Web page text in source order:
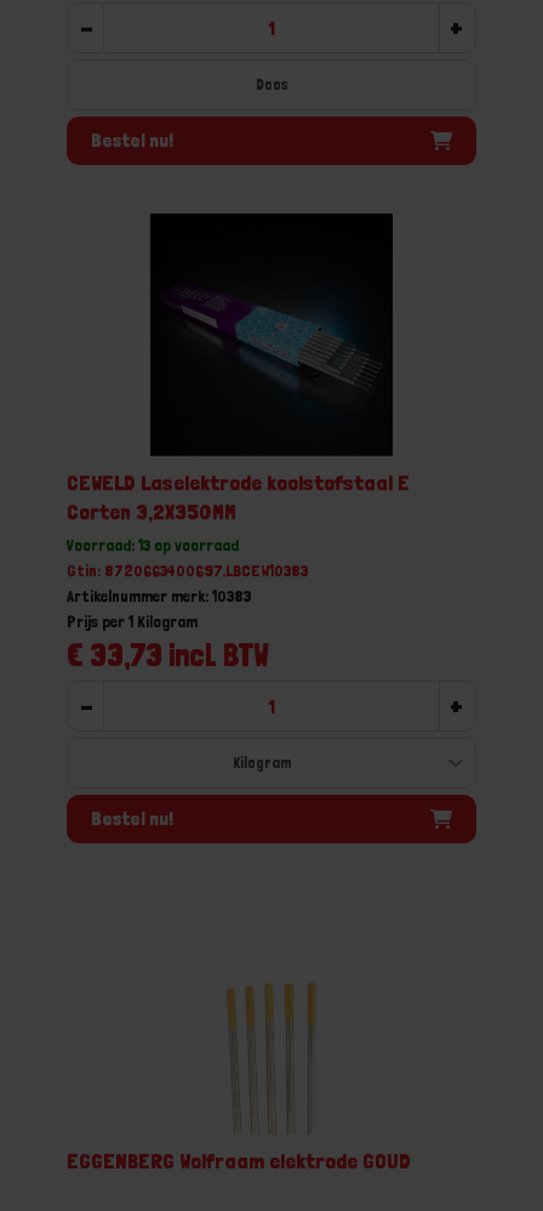
- +
Doos
Bestel nu!
CEWELD Laselektrode koolstofstaal E
Corten 3,2X350MM
Voorraad: 13 op voorraad
Gtin: 8720663400697,LBCEW10383
Artikelnummer merk: 10383
€ 33,73 incl. BTW
Prijs per 1 Kilogram
- +
Bestel nu!
EGGENBERG Wolfraam elektrode GOUD